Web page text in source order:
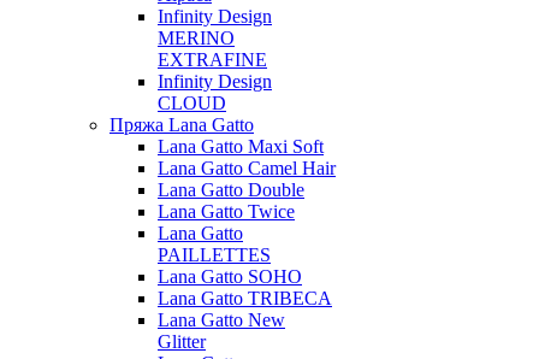
Infinity Design
MERINO
EXTRAFINE
Infinity Design
CLOUD
Пряжа Lana Gatto
Lana Gatto Maxi Soft
Lana Gatto Camel Hair
Lana Gatto Double
Lana Gatto Twice
Lana Gatto
PAILLETTES
Lana Gatto SOHO
Lana Gatto TRIBECA
Lana Gatto New
Glitter